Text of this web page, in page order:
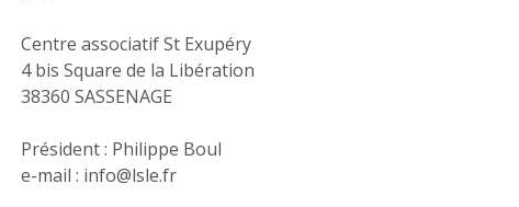
Centre associatif St Exupéry
4 bis Square de la Libération
38360 SASSENAGE
Président : Philippe Boul
e-mail : info@lsle.fr